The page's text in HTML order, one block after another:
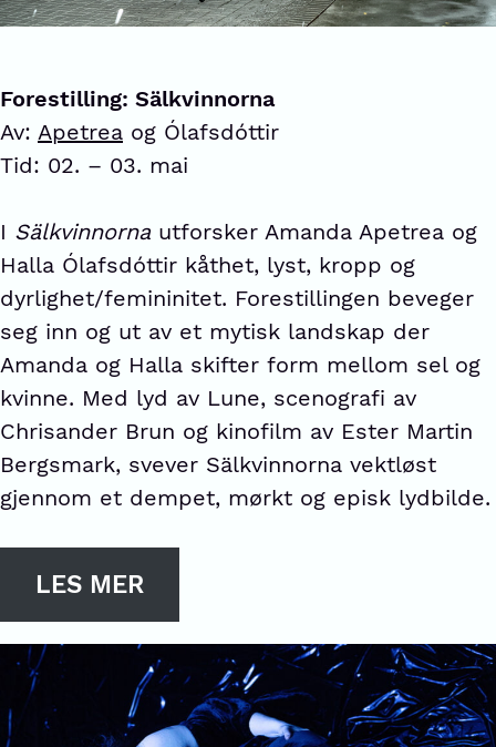
Forestilling: Sälkvinnorna
Av: Apetrea og Ólafsdóttir
Tid: 02. – 03. mai
I Sälkvinnorna utforsker Amanda Apetrea og
Halla Ólafsdóttir kåthet, lyst, kropp og
dyrlighet/femininitet. Forestillingen beveger
seg inn og ut av et mytisk landskap der
Amanda og Halla skifter form mellom sel og
kvinne. Med lyd av Lune, scenografi av
Chrisander Brun og kinofilm av Ester Martin
Bergsmark, svever Sälkvinnorna vektløst
gjennom et dempet, mørkt og episk lydbilde.
LES MER